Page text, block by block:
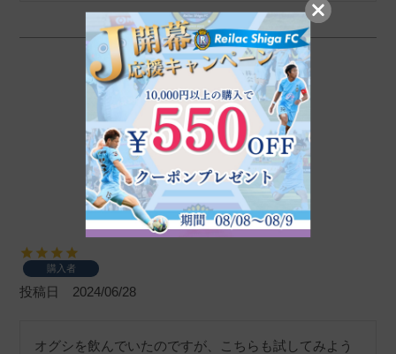
女髪 -MEGAMI-
購入者
投稿日 2024/06/28
オグシを飲んでいたのですが、こちらも試してみよう